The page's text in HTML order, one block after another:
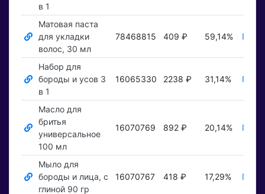
в 1
Матовая паста
для укладки
волос, 30 мл
78468815 409 ₽ 59,14%
Набор для
бороды и усов 3
в 1
16065330 2238 ₽ 31,14%
Масло для
бритья
универсальное
100 мл
16070769 892 ₽ 20,14%
Мыло для
бороды и лица, с
глиной 90 гр
16070767 418 ₽ 17,29%